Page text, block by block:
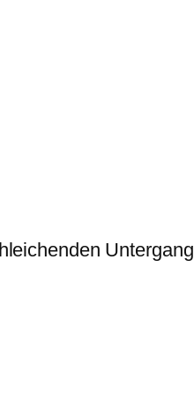
Untergang